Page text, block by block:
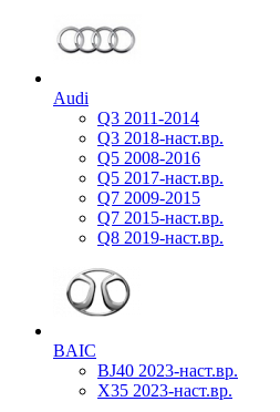
Audi
Q3 2011-2014
Q3 2018-наст.вр.
Q5 2008-2016
Q5 2017-наст.вр.
Q7 2009-2015
Q7 2015-наст.вр.
Q8 2019-наст.вр.
BAIC
BJ40 2023-наст.вр.
X35 2023-наст.вр.